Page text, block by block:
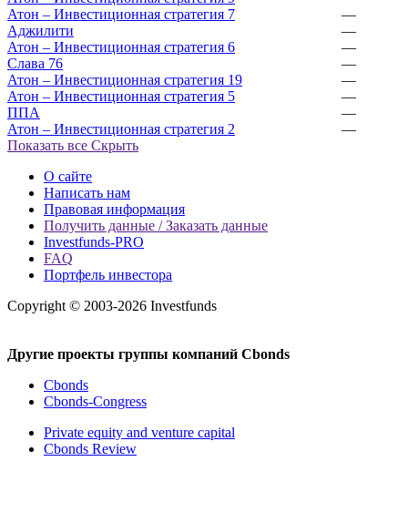
Атон – Инвестиционная стратегия 7
—
Аджилити
—
Атон – Инвестиционная стратегия 6
—
Слава 76
—
Атон – Инвестиционная стратегия 19
—
Атон – Инвестиционная стратегия 5
—
ППА
—
Атон – Инвестиционная стратегия 2
—
Показать все Скрыть
О сайте
Написать нам
Правовая информация
Получить данные / Заказать данные
Investfunds-PRO
FAQ
Портфель инвестора
Copyright © 2003-2026 Investfunds
Другие проекты группы компаний Cbonds
Cbonds
Cbonds-Congress
Private equity and venture capital
Cbonds Review